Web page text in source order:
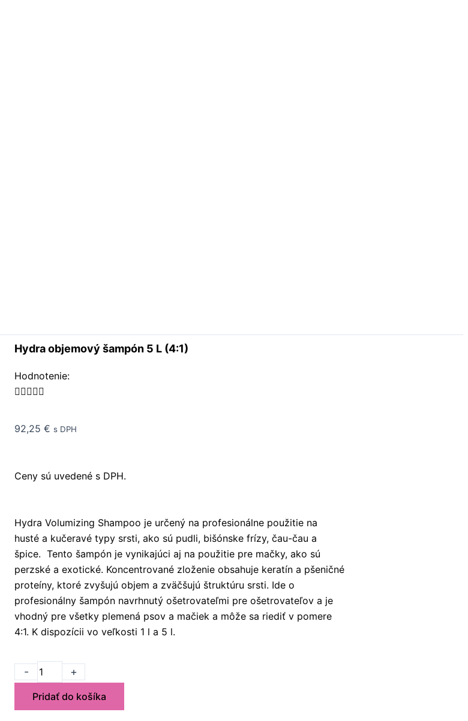
Hydra objemový šampón 5 L (4:1)
Hodnotenie:

Rated
of
92,25 € s DPH
Ceny sú uvedené s DPH.
Hydra Volumizing Shampoo je určený na profesionálne použitie na
husté a kučeravé typy srsti, ako sú pudli, bišónske frízy, čau-čau a
špice. Tento šampón je vynikajúci aj na použitie pre mačky, ako sú
perzské a exotické. Koncentrované zloženie obsahuje keratín a pšeničné
proteíny, ktoré zvyšujú objem a zväčšujú štruktúru srsti. Ide o
profesionálny šampón navrhnutý ošetrovateľmi pre ošetrovateľov a je
vhodný pre všetky plemená psov a mačiek a môže sa riediť v pomere
4:1. K dispozícii vo veľkosti 1 l a 5 l.
-
množstvo
Hydra
objemový
+
Pridať do košíka